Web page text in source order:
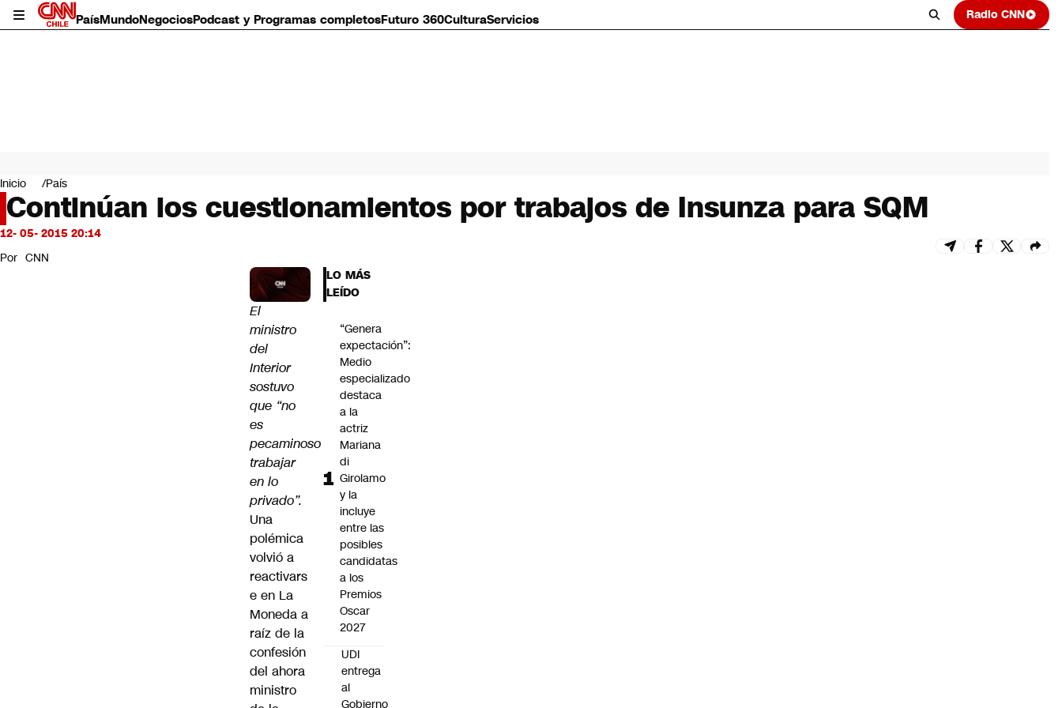
PaísMundoNegociosPodcast y Programas completosFuturo 360CulturaServicios Radio CNN
Mundo
Negocios
Deportes
Programas completos
Servicios
Inicio País
Continúan los cuestionamientos por trabajos de Insunza para SQM
12- 05- 2015 20:14
Por CNN
El
ministro
del
Interior
sostuvo
que “no
es
pecaminoso
trabajar
en lo
privado”.
Una
polémica
volvió a
reactivars
e en La
Moneda a
raíz de la
confesión
del ahora
ministro
LO MÁS
LEÍDO
“Genera
expectación”:
Medio
especializado
destaca
a la
actriz
Mariana
di
Girolamo
y la
incluye
entre las
posibles
candidatas
a los
Premios
Oscar
2027
UDI
entrega
al
Gobierno